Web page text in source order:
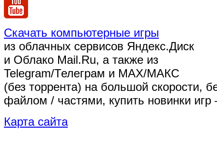
Скачать компьютерные игры
из облачных сервисов Яндекс.Диск
и Облако Mail.Ru, а также из
Telegram/Телеграм и MAX/МАКС
(без торрента) на большой скорости,
файлом / частями, купить новинки
Карта сайта